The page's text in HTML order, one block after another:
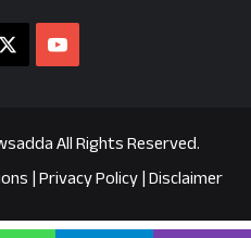
YouTube
All Rights Reserved.
|Privacy Policy|Disclaimer